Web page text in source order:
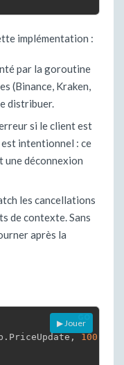
implémentation :
par la goroutine
(Binance, Kraken,
distribuer.
si le client est
est intentionnel : ce
une déconnexion
les cancellations
de contexte. Sans
après la
. PriceUpdate , 100
▶ Jouer